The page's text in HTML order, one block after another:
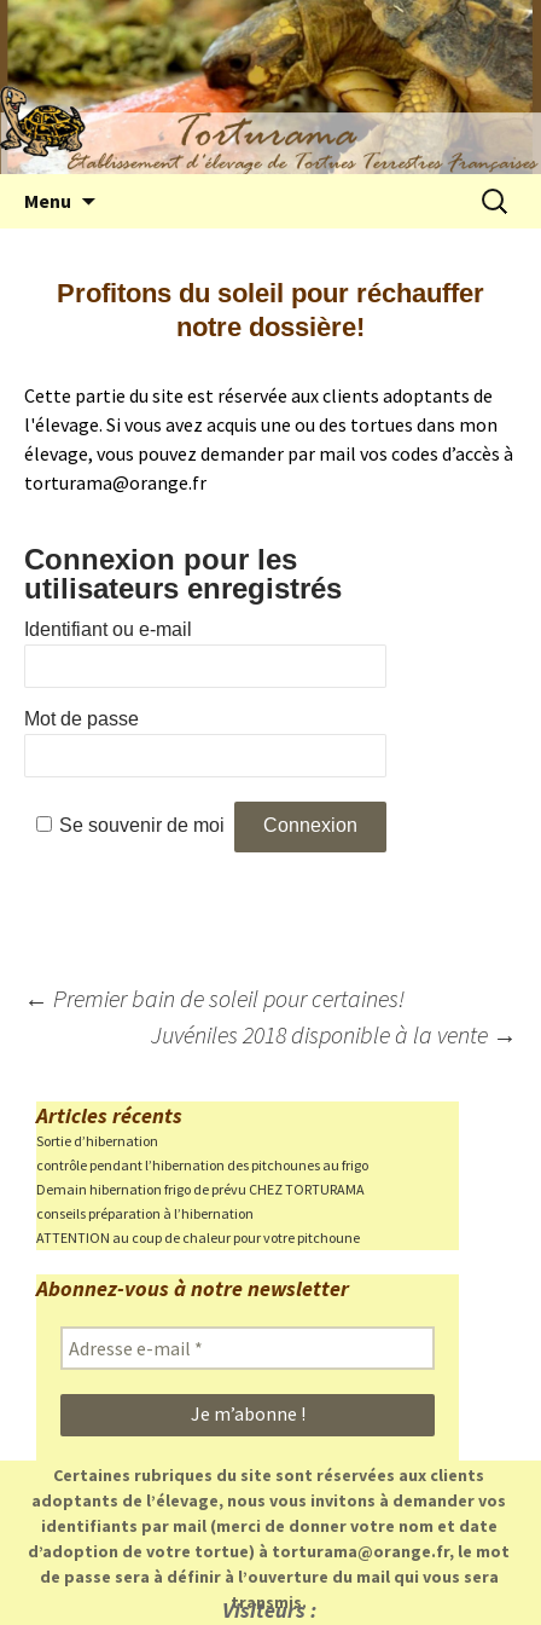
Elevage de tortues terrestres françaises
Hermann
Menu
Profitons du soleil pour réchauffer
notre dossière!
Cette partie du site est réservée aux clients adoptants de
l'élevage. Si vous avez acquis une ou des tortues dans mon
élevage, vous pouvez demander par mail vos codes d’accès à
torturama@orange.fr
Connexion pour les
utilisateurs enregistrés
Identifiant ou e-mail
Mot de passe
Se souvenir de moi
Navigation
← Premier bain de soleil pour certaines!
Juvéniles 2018 disponible à la vente →
Articles récents
Sortie d’hibernation
contrôle pendant l’hibernation des pitchounes au frigo
Demain hibernation frigo de prévu CHEZ TORTURAMA
conseils préparation à l’hibernation
ATTENTION au coup de chaleur pour votre pitchoune
Abonnez-vous à notre newsletter
Adresse
e-
mail
Certaines rubriques du site sont réservées aux clients
adoptants de l’élevage, nous vous invitons à demander vos
identifiants par mail (merci de donner votre nom et date
d’adoption de votre tortue) à torturama@orange.fr, le mot
de passe sera à définir à l’ouverture du mail qui vous sera
transmis.
Visiteurs :